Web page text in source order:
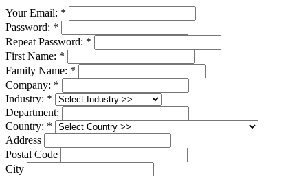
Your Email: *
Password: *
Repeat Password: *
First Name: *
Family Name: *
Company: *
Industry: *
Department:
Country: *
Address
Postal Code
City